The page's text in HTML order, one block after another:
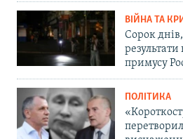
ВІЙНА ТА
Сорок
результати
примусу
ПОЛІТИКА